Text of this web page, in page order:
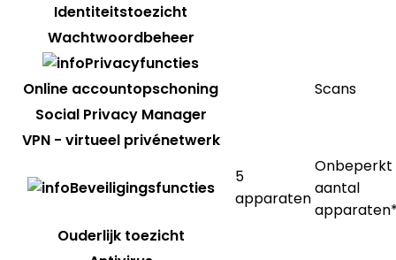
Identiteitstoezicht
Wachtwoordbeheer
Privacyfuncties
Online accountopschoning
Scans
Social Privacy Manager
VPN - virtueel privénetwerk
Beveiligingsfuncties
5
apparaten
Onbeperkt
aantal
Ouderlijk toezicht